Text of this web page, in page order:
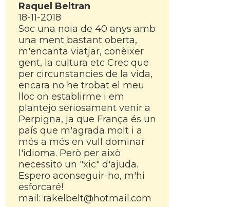
Raquel Beltran
18-11-2018
Soc una noia de 40 anys amb
una ment bastant oberta,
m'encanta viatjar, conèixer
gent, la cultura etc Crec que
per circunstancies de la vida,
encara no he trobat el meu
lloc on establirme i em
plantejo seriosament venir a
Perpigna, ja que França és un
paí­s que m'agrada molt i a
més a més en vull dominar
l'idioma. Però per això
necessito un "xic" d'ajuda.
Espero aconseguir-ho, m'hi
esforcaré!
mail: rakelbelt@hotmail.com